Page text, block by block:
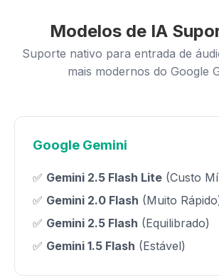
Modelos de IA
Suporte nativo para entrada de
mais modernos do Google
Google Gemini
✅ Gemini 2.5 Flash Lite (Custo
✅ Gemini 2.0 Flash (Muito
✅ Gemini 2.5 Flash (Equilibrado)
✅ Gemini 1.5 Flash (Estável)